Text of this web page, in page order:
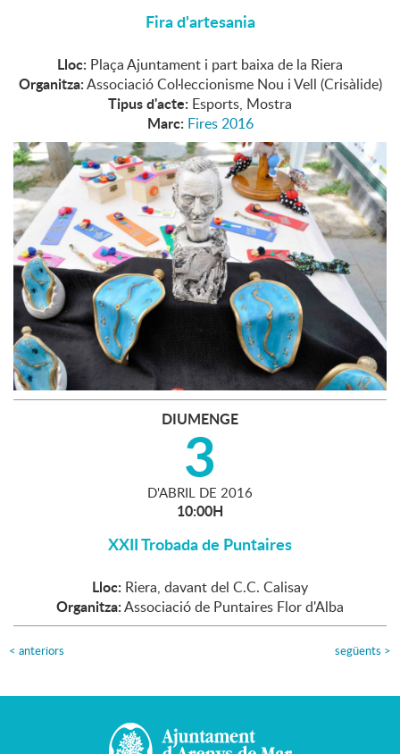
Fira d'artesania
Lloc: Plaça Ajuntament i part baixa de la Riera
Organitza:Associació Col·leccionisme Nou i Vell (Crisàlide)
Tipus d'acte: Esports, Mostra
Marc: Fires 2016
DIUMENGE
3
D'ABRIL DE 2016
10:00H
XXII Trobada de Puntaires
Lloc: Riera, davant del C.C. Calisay
Organitza:Associació de Puntaires Flor d'Alba
< anteriors següents >